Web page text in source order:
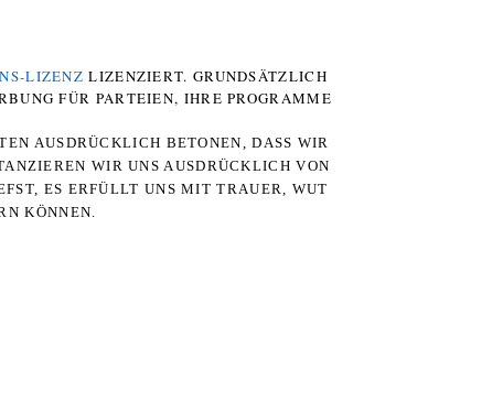
LIZENZ LIZENZIERT. GRUNDSÄTZLICH
FÜR PARTEIEN, IHRE PROGRAMME
AUSDRÜCKLICH BETONEN, DASS WIR
WIR UNS AUSDRÜCKLICH VON
ES ERFÜLLT UNS MIT TRAUER, WUT
KÖNNEN.